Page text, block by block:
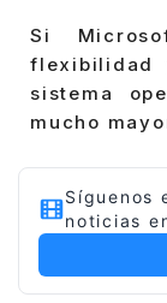
Si
flexibilidad
sistema
mucho
Síguenos
noticias